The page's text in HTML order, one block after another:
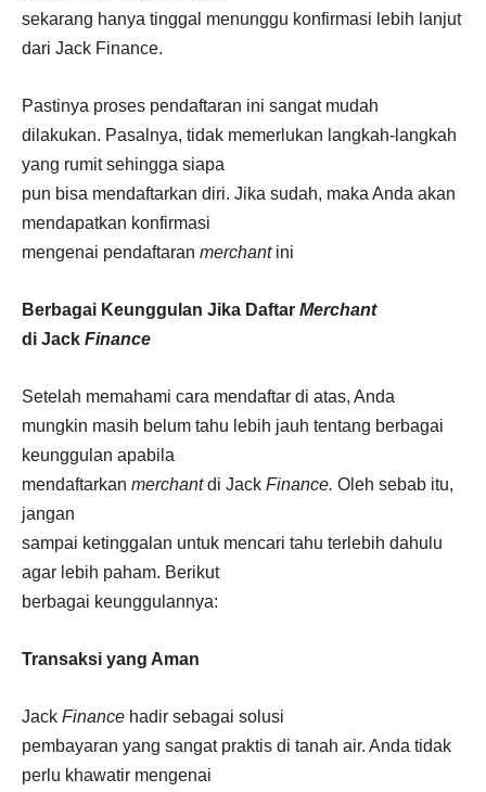
sekarang hanya tinggal menunggu konfirmasi lebih lanjut
dari Jack Finance.
Pastinya proses pendaftaran ini sangat mudah
dilakukan. Pasalnya, tidak memerlukan langkah-langkah
yang rumit sehingga siapa
pun bisa mendaftarkan diri. Jika sudah, maka Anda akan
mendapatkan konfirmasi
mengenai pendaftaran merchant ini
Berbagai Keunggulan Jika Daftar Merchant
di Jack Finance
Setelah memahami cara mendaftar di atas, Anda
mungkin masih belum tahu lebih jauh tentang berbagai
keunggulan apabila
mendaftarkan merchantdi Jack Finance. Oleh sebab itu,
jangan
sampai ketinggalan untuk mencari tahu terlebih dahulu
agar lebih paham. Berikut
berbagai keunggulannya:
Transaksi yang Aman
Jack Finance hadir sebagai solusi
pembayaran yang sangat praktis di tanah air. Anda tidak
perlu khawatir mengenai